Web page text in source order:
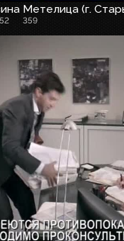
Метелица (г.
359